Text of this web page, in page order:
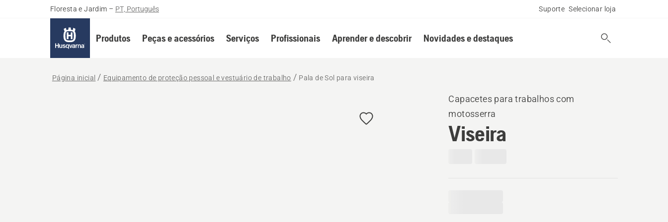
Floresta e Jardim – PT, Português Suporte Selecionar loja
Produtos Peças e acessórios Serviços Profissionais Aprender e descobrir Novidades e destaques
Página inicial Equipamento de proteção pessoal e vestuário de trabalho Pala de Sol para viseira
Capacetes para trabalhos com
motosserra
Viseira